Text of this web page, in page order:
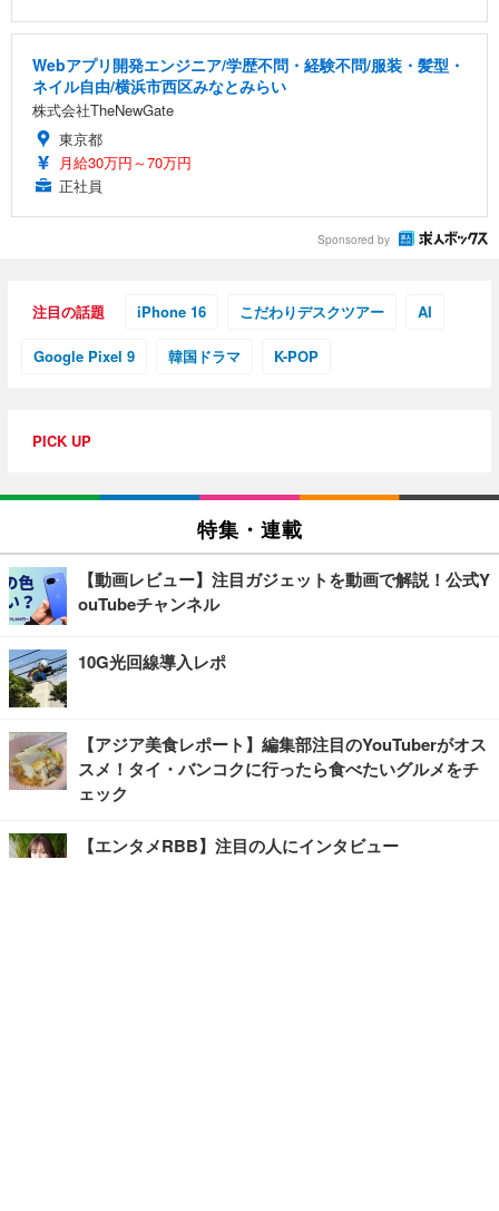
Webアプリ開発エンジニア/学歴不問・経験不問/服装・髪型・
ネイル自由/横浜市西区みなとみらい
株式会社TheNewGate
東京都
月給30万円～70万円
正社員
Sponsored by
注目の話題 iPhone 16 こだわりデスクツアー AI
Google Pixel 9 韓国ドラマ K-POP
PICK UP
特集・連載
【動画レビュー】注目ガジェットを動画で解説！公式Y
ouTubeチャンネル
10G光回線導入レポ
【アジア美食レポート】編集部注目のYouTuberがオス
スメ！タイ・バンコクに行ったら食べたいグルメをチ
ェック
【エンタメRBB】注目の人にインタビュー